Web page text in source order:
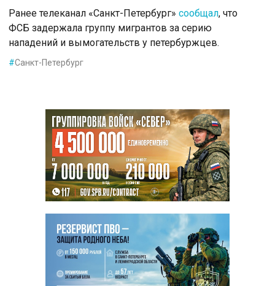
Ранее телеканал «Санкт-Петербург» сообщал, что
ФСБ задержала группу мигрантов за серию
нападений и вымогательств у петербуржцев.
#Санкт-Петербург